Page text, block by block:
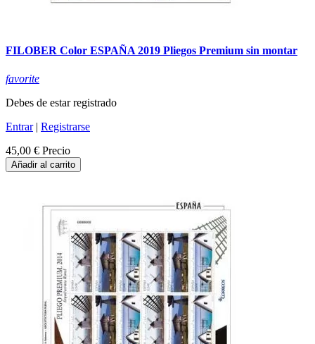
FILOBER Color ESPAÑA 2019 Pliegos Premium sin montar
favorite
Debes de estar registrado
Entrar| Registrarse
45,00 € Precio
Añadir al carrito